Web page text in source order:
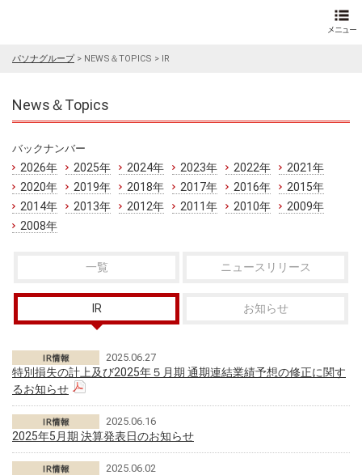
パソナグループ> NEWS＆TOPICS > IR
News＆Topics
バックナンバー
2026年 2025年 2024年 2023年 2022年
2021年
2020年
2019年 2018年 2017年 2016年
2015年
2014年
2013年 2012年 2011年 2010年
2009年
2008年
一覧 ニュースリリース
IR お知らせ
2025.06.27
特別損失の計上及び2025年５月期 通期連結業績予想の修正に関す
るお知らせ
2025.06.16
2025年5月期 決算発表日のお知らせ
2025.06.02